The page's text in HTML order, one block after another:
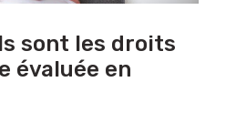
sont les droits
évaluée en